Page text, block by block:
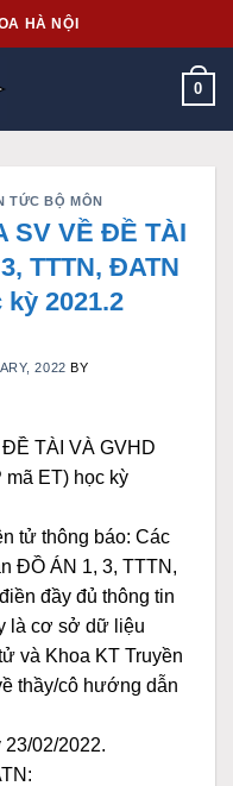
HÀ NỘI
0
TỨC BỘ MÔN
SV VỀ ĐỀ TÀI
TTTN, ĐATN
kỳ 2021.2
2022 BY
TÀI VÀ GVHD
ET) học kỳ
tử thông báo: Các
ĐỒ ÁN 1, 3, TTTN,
đầy đủ thông tin
là cơ sở dữ liệu
và Khoa KT Truyền
thầy/cô hướng dẫn
02/2022.